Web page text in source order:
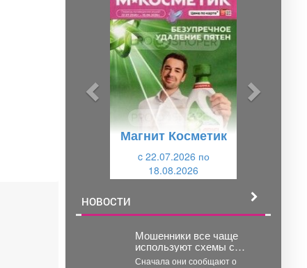
Магнит Косметик
c 22.07.2026 по
18.08.2026
НОВОСТИ
Мошенники все чаще
используют схемы с
поддельными службами
Сначала они сообщают о